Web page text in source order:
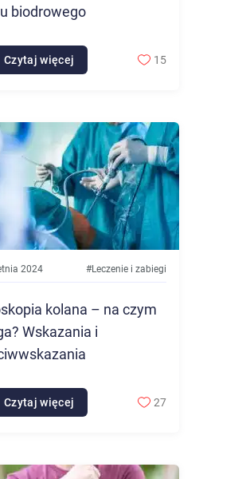
biodrowego
Czytaj więcej 15
2024 #Leczenie i zabiegi
kolana – na czym
Wskazania i
Czytaj więcej 27